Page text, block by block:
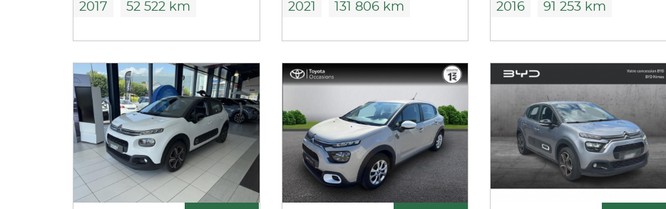
2017 52 522 km 2021 131 806 km 2016 91 253 km